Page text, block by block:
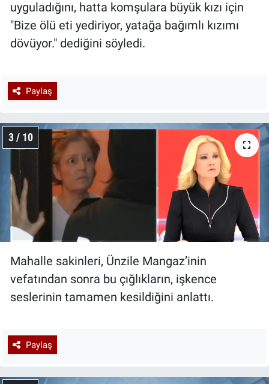
uyguladığını, hatta komşulara büyük kızı için
"Bize ölü eti yediriyor, yatağa bağımlı kızımı
dövüyor." dediğini söyledi.
Paylaş
3 / 10
Mahalle sakinleri, Ünzile Mangaz’inin
vefatından sonra bu çığlıkların, işkence
seslerinin tamamen kesildiğini anlattı.
Paylaş